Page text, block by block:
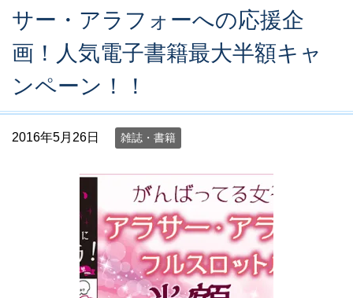
サー・アラフォーへの応援企
画！人気電子書籍最大半額キャ
ンペーン！！
2016年5月26日 雑誌・書籍